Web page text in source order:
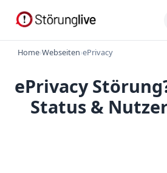
Home›Webseiten›ePrivacy
ePrivacy
Status &